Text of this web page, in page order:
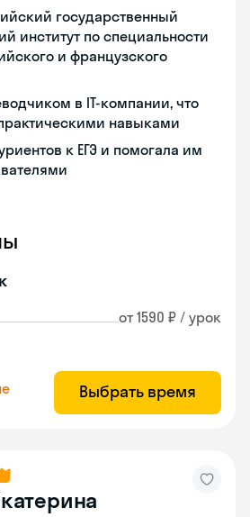
государственный
институт по специальности
и французского
в IT-компании, что
навыками
к ЕГЭ и помогала им
от 1590 ₽ / урок
Выбрать время